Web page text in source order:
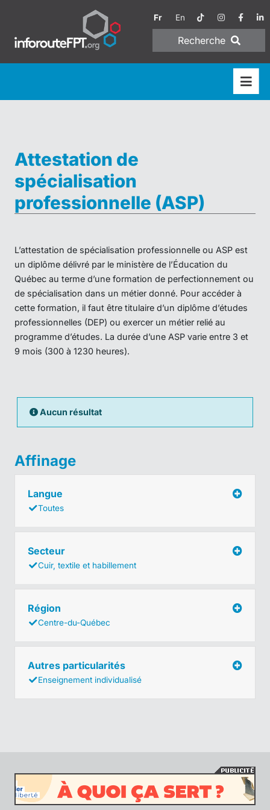
Fr En
Recherche
Attestation de
spécialisation
professionnelle (ASP)
L’attestation de spécialisation professionnelle ou ASP est
un diplôme délivré par le ministère de l’Éducation du
Québec au terme d’une formation de perfectionnement ou
de spécialisation dans un métier donné. Pour accéder à
cette formation, il faut être titulaire d’un diplôme d’études
professionnelles (DEP) ou exercer un métier relié au
programme d’études. La durée d’une ASP varie entre 3 et
9 mois (300 à 1230 heures).
Aucun résultat
Affinage
Langue
Toutes
Secteur
Cuir, textile et habillement
Région
Centre-du-Québec
Autres particularités
Enseignement individualisé